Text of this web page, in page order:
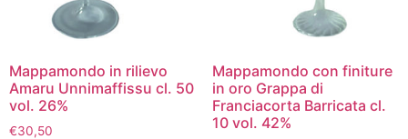
Mappamondo in rilievo
Amaru Unnimaffissu cl. 50
vol. 26%
€30,50
Mappamondo con finiture
in oro Grappa di
Franciacorta Barricata cl.
10 vol. 42%